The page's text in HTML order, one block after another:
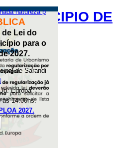
MUNICIPIO DE
de Lei do
para o
2027.
de Sarandi
Europa
às 14:00hs.
2027.